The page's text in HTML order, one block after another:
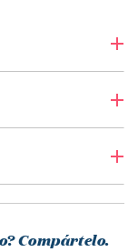
Compártelo.